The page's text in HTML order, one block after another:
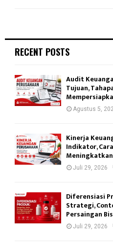
RECENT POSTS
Audit
Tujuan,
Agustus 5,
Kinerja
Indikator,
Juli 29, 2026
Diferensiasi
Strategi,
Persaingan
Juli 29, 2026